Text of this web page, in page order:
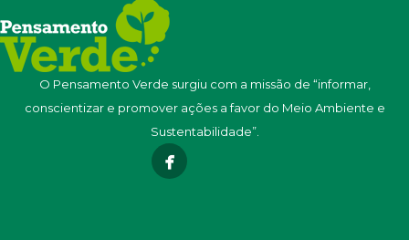
O Pensamento Verde surgiu com a missão de “informar,
conscientizar e promover ações a favor do Meio Ambiente e
Sustentabilidade”.